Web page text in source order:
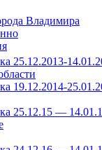
Владимира
25.12.2013-
19.12.2014-
25.12.15 —